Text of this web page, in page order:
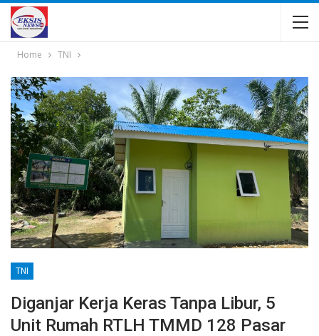
Home TNI
TNI
Diganjar Kerja Keras Tanpa Libur, 5
Unit Rumah RTLH TMMD 128 Pasar